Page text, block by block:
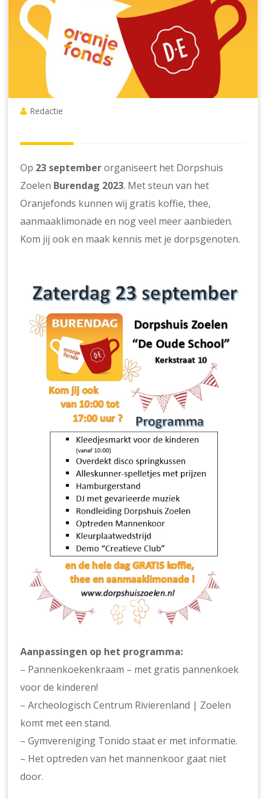
Redactie
Op 23 septemberorganiseert het Dorpshuis
Zoelen Burendag 2023. Met steun van het
Oranjefonds kunnen wij gratis koffie, thee,
aanmaaklimonade en nog veel meer aanbieden.
Kom jij ook en maak kennis met je dorpsgenoten.
Aanpassingen op het programma:
– Pannenkoekenkraam – met gratis pannenkoek
voor de kinderen!
– Archeologisch Centrum Rivierenland | Zoelen
komt met een stand.
– Gymvereniging Tonido staat er met informatie.
– Het optreden van het mannenkoor gaat niet
door.